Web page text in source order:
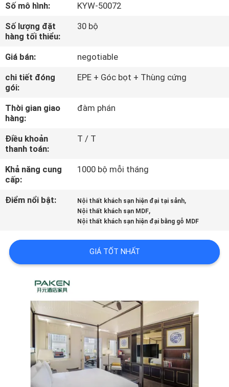
TÔI
THAM
QUAN
NHÀ
MÁY
SOÁT
CHẤT
LƯỢNG
CHÚNG
TÔI
Số mô hình:
KYW-50072
Số lượng đặt
hàng tối thiểu:
30 bộ
Giá bán:
negotiable
chi tiết đóng
gói:
EPE + Góc bọt + Thùng cứng
Thời gian giao
hàng:
đàm phán
Điều khoản
thanh toán:
T / T
Khả năng cung
cấp:
1000 bộ mỗi tháng
Điểm nổi bật: Nội thất khách sạn hiện đại tại sảnh,
Nội thất khách sạn MDF,
Nội thất khách sạn hiện đại bằng gỗ MDF
GIÁ TỐT NHẤT